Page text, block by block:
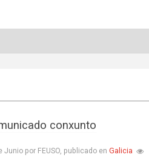
conxunto
Junio por FEUSO, publicado enGalicia